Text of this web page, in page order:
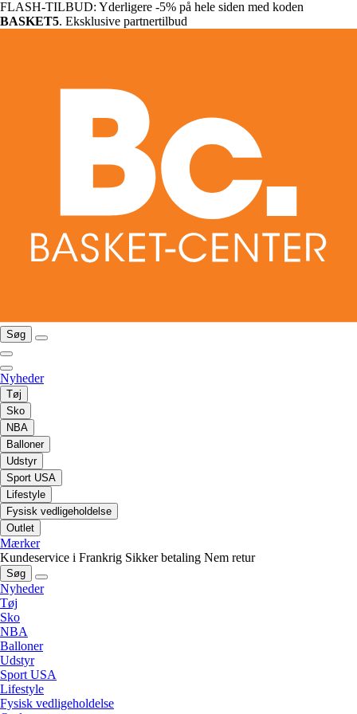
FLASH-TILBUD: Yderligere -5% på hele siden med koden
BASKET5. Eksklusive partnertilbud
Søg
Nyheder
Tøj
Sko
NBA
Balloner
Udstyr
Sport USA
Lifestyle
Fysisk vedligeholdelse
Outlet
Mærker
Kundeservice i Frankrig Sikker betaling Nem retur
Søg
Nyheder
Tøj
Sko
NBA
Balloner
Udstyr
Sport USA
Lifestyle
Fysisk vedligeholdelse